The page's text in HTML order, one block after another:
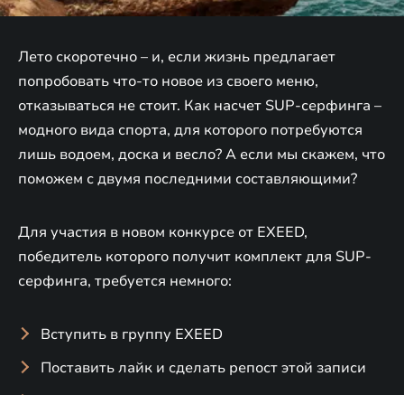
Лето скоротечно – и, если жизнь предлагает
попробовать что-то новое из своего меню,
отказываться не стоит. Как насчет SUP-серфинга –
модного вида спорта, для которого потребуются
лишь водоем, доска и весло? А если мы скажем, что
поможем с двумя последними составляющими?
Для участия в новом конкурсе от EXEED,
победитель которого получит комплект для SUP-
серфинга, требуется немного:
Вступить в группу EXEED
Поставить лайк и сделать репост этой записи